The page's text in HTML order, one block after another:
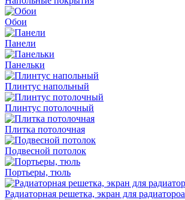
Обои
Панели
Панельки
Плинтус напольный
Плинтус потолочный
Плитка потолочная
Подвесной потолок
Портьеры, тюль
Радиаторная решетка, экран для радиатороа